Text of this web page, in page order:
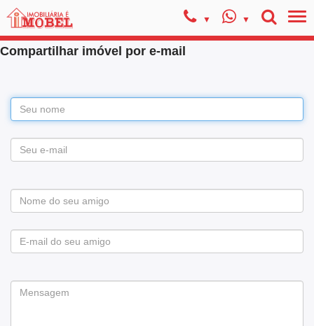
Compartilhar imóvel por e-mail